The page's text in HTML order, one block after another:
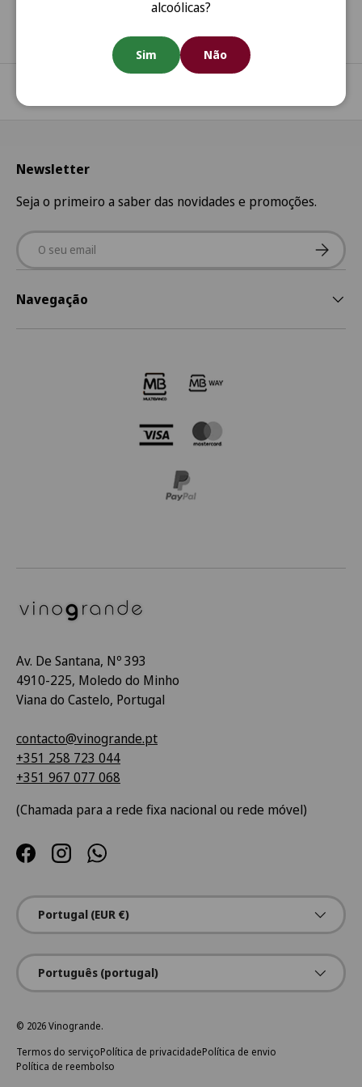
alcoólicas?
Sim Não
Newsletter
Seja o primeiro a saber das novidades e promoções.
Email
Navegação
Av. De Santana, Nº 393
4910-225, Moledo do Minho
Viana do Castelo, Portugal
contacto@vinogrande.pt
+351 258 723 044
+351 967 077 068
(Chamada para a rede fixa nacional ou rede móvel)
FacebookInstagramWhatsApp
País/Região
Portugal (EUR €)
Idioma
Português (portugal)
© 2026Vinogrande.
Termos do serviçoPolítica de privacidadePolítica de envio
Política de reembolso